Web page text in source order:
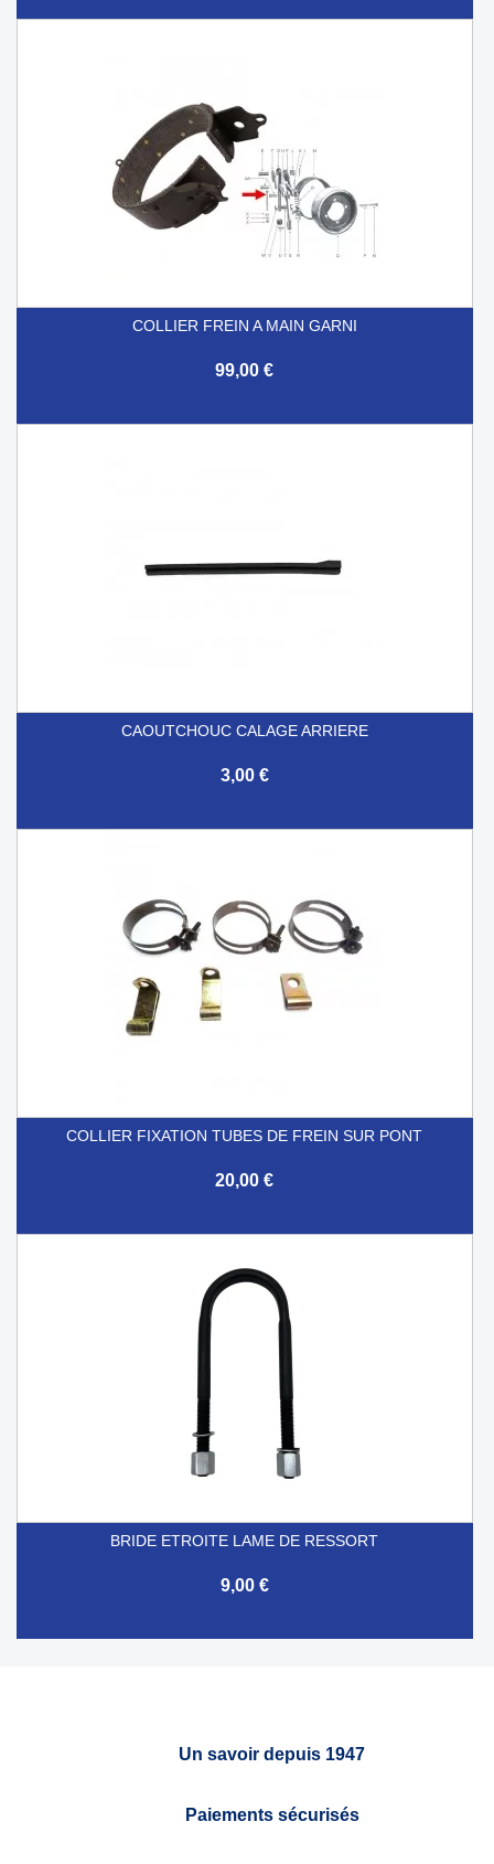
COLLIER FREIN A MAIN GARNI
99,00 €
CAOUTCHOUC CALAGE ARRIERE
3,00 €
COLLIER FIXATION TUBES DE FREIN SUR PONT
20,00 €
BRIDE ETROITE LAME DE RESSORT
9,00 €
Un savoir depuis 1947
Paiements sécurisés